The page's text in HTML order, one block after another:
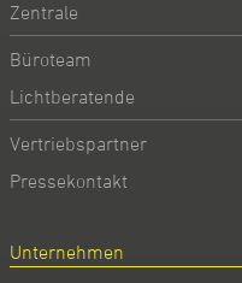
Zentrale
Büroteam
Lichtberatende
Vertriebspartner
Pressekontakt
Unternehmen